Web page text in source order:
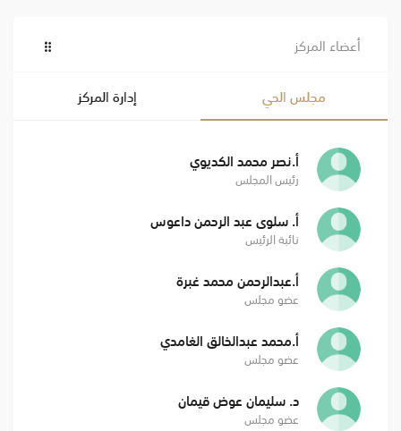
أعضاء المركز
مجلس الحي
إدارة المركز
أ.نصر محمد الكديوي
رئيس المجلس
أ. سلوى عبد الرحمن داعوس
نائبة الرئيس
أ.عبدالرحمن محمد غبرة
عضو مجلس
أ.محمد عبدالخالق الغامدي
عضو مجلس
د. سليمان عوض قيمان
عضو مجلس